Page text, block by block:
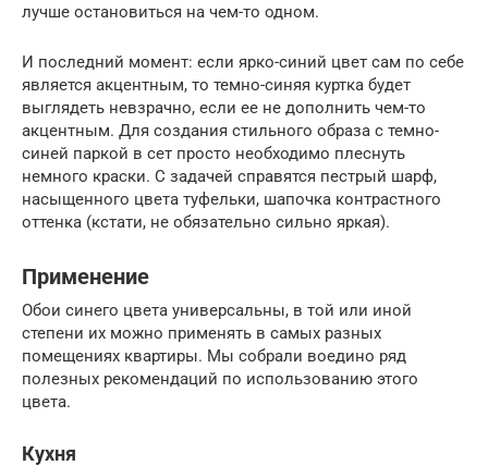
лучше остановиться на чем-то одном.
И последний момент: если ярко-синий цвет сам по себе
является акцентным, то темно-синяя куртка будет
выглядеть невзрачно, если ее не дополнить чем-то
акцентным. Для создания стильного образа с темно-
синей паркой в сет просто необходимо плеснуть
немного краски. С задачей справятся пестрый шарф,
насыщенного цвета туфельки, шапочка контрастного
оттенка (кстати, не обязательно сильно яркая).
Применение
Обои синего цвета универсальны, в той или иной
степени их можно применять в самых разных
помещениях квартиры. Мы собрали воедино ряд
полезных рекомендаций по использованию этого
цвета.
Кухня